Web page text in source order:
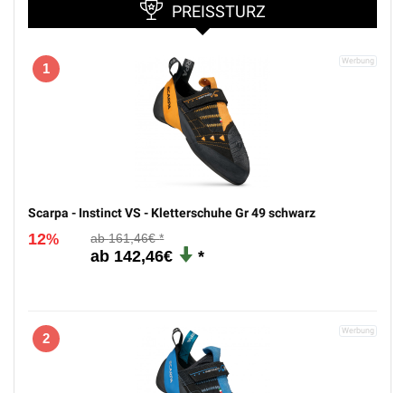
PREISSTURZ
1
Scarpa - Instinct VS - Kletterschuhe Gr 49 schwarz
12% 161,46€
142,46€
2